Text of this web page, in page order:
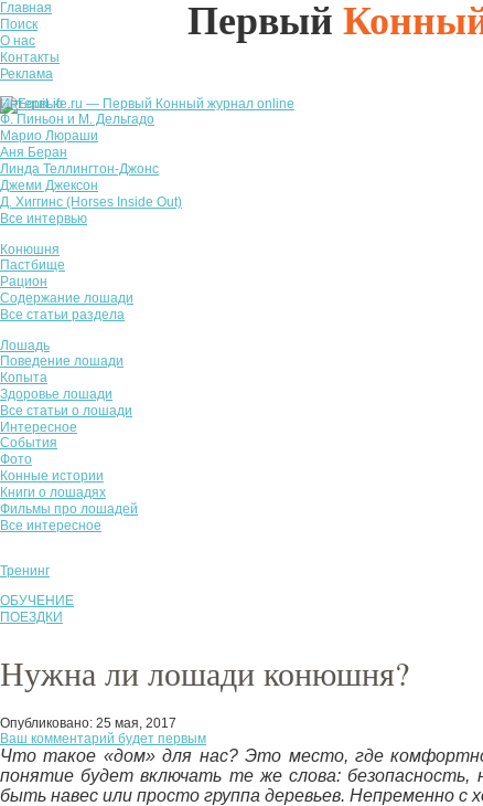
Главная
Поиск
О нас
Контакты
Реклама
Первый
Интервью
Ф. Пиньон и М. Дельгадо
Марио Люраши
Аня Беран
Линда Теллингтон-Джонс
Джеми Джексон
Д. Хиггинс (Horses Inside Out)
Все интервью
Конюшня
Пастбище
Рацион
Содержание лошади
Все статьи раздела
Лошадь
Поведение лошади
Копыта
Здоровье лошади
Все статьи о лошади
Интересное
События
Фото
Конные истории
Книги о лошадях
Фильмы про лошадей
Все интересное
Тренинг
ОБУЧЕНИЕ
ПОЕЗДКИ
Нужна ли лошади конюшня?
Опубликовано: 25 мая, 2017
Ваш комментарий будет первым
Что такое «дом» для нас? Это место, где
понятие будет включать те же слова:
быть навес или просто группа деревьев. Непременно